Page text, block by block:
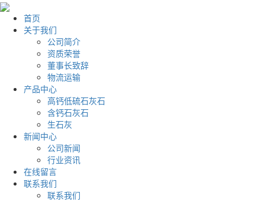
首页
关于我们
公司简介
资质荣誉
董事长致辞
物流运输
产品中心
高钙低硫石灰石
含钙石灰石
生石灰
新闻中心
公司新闻
行业资讯
在线留言
联系我们
联系我们